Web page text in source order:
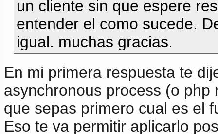
un cliente sin que espere
entender el como sucede.
igual. muchas gracias.
En mi primera respuesta te
asynchronous process (o
que sepas primero cual es el
Eso te va permitir aplicarlo